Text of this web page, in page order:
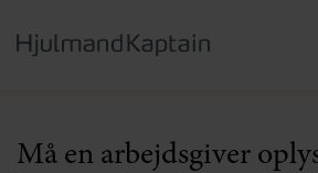
hovedindhold
Må en arbejdsgiver